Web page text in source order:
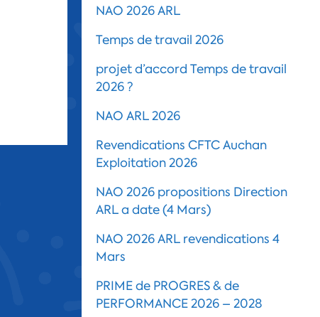
NAO 2026 ARL
Temps de travail 2026
projet d’accord Temps de travail
2026 ?
NAO ARL 2026
Revendications CFTC Auchan
Exploitation 2026
NAO 2026 propositions Direction
ARL a date (4 Mars)
NAO 2026 ARL revendications 4
Mars
PRIME de PROGRES & de
PERFORMANCE 2026 – 2028